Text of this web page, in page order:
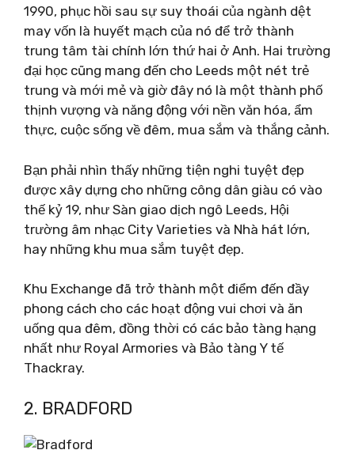
1990, phục hồi sau sự suy thoái của ngành dệt
may vốn là huyết mạch của nó để trở thành
trung tâm tài chính lớn thứ hai ở Anh. Hai trường
đại học cũng mang đến cho Leeds một nét trẻ
trung và mới mẻ và giờ đây nó là một thành phố
thịnh vượng và năng động với nền văn hóa, ẩm
thực, cuộc sống về đêm, mua sắm và thắng cảnh.
Bạn phải nhìn thấy những tiện nghi tuyệt đẹp
được xây dựng cho những công dân giàu có vào
thế kỷ 19, như Sàn giao dịch ngô Leeds, Hội
trường âm nhạc City Varieties và Nhà hát lớn,
hay những khu mua sắm tuyệt đẹp.
Khu Exchange đã trở thành một điểm đến đầy
phong cách cho các hoạt động vui chơi và ăn
uống qua đêm, đồng thời có các bảo tàng hạng
nhất như Royal Armories và Bảo tàng Y tế
Thackray.
2. BRADFORD